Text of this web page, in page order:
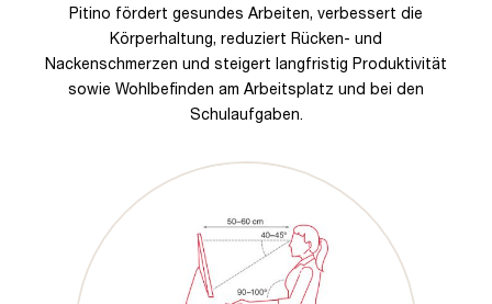
Pitino fördert gesundes Arbeiten, verbessert die
Körperhaltung, reduziert Rücken- und
Nackenschmerzen und steigert langfristig Produktivität
sowie Wohlbefinden am Arbeitsplatz und bei den
Schulaufgaben.